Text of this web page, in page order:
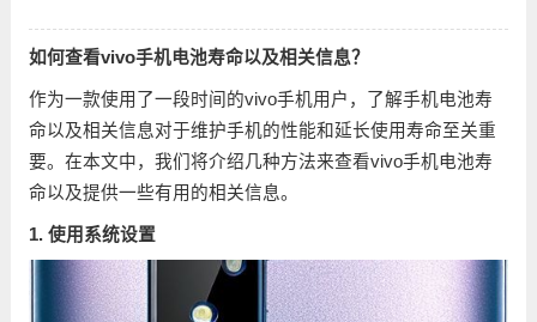
如何查看vivo手机电池寿命以及相关信息？
作为一款使用了一段时间的vivo手机用户，了解手机电池寿
命以及相关信息对于维护手机的性能和延长使用寿命至关重
要。在本文中，我们将介绍几种方法来查看vivo手机电池寿
命以及提供一些有用的相关信息。
1. 使用系统设置